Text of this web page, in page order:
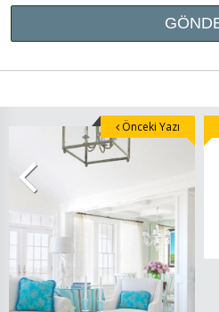
Önceki Yazı